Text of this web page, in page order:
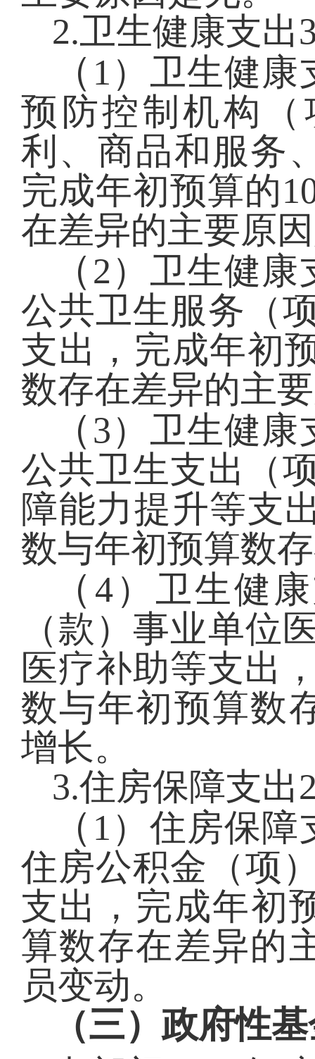
2.卫生健康支出
（ 1）卫生健康
预防控制机构（
利、商品和服务
完成年初预算的
在差异的主要原
（ 2）卫生健康
公共卫生服务（
支出，完成年初
数存在差异的主
（ 3）卫生健康
公共卫生支出（
障能力提升等支
数与年初预算数
（ 4）卫生健
（款）事业单位
医疗补助等支出
数与年初预算数
增长。
3.住房保障支出
（ 1）住房保障
住房公积金（项
支出，完成年初
算数存在差异的
员变动。
（三）政府性